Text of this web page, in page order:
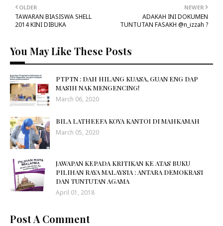
NEWER
ADAKAH INI DOKUMEN
TUNTUTAN FASAKH @n_izzah ?
OLDER
TAWARAN BIASISWA SHELL
2014 KINI DIBUKA
You May Like These Posts
PTPTN : DAH HILANG KUASA, GUAN ENG DAP
MASIH NAK MENGENCING!
March 06, 2020
BILA LATHEEFA KOYA KANTOI DI MAHKAMAH
March 05, 2020
JAWAPAN KEPADA KRITIKAN KE ATAS BUKU
PILIHAN RAYA MALAYSIA : ANTARA DEMOKRASI
DAN TUNTUTAN AGAMA
April 01, 2018
Post A Comment